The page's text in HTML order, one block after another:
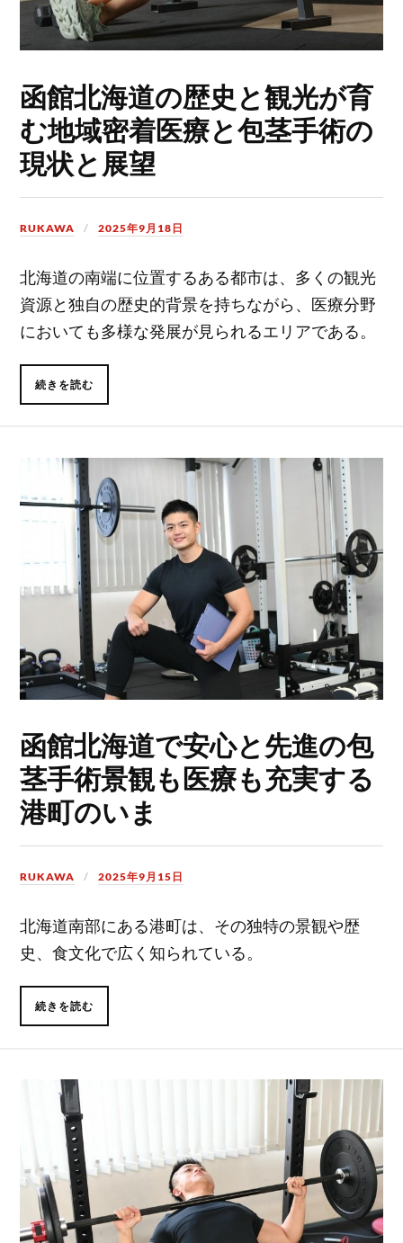
函館北海道の歴史と観光が育
む地域密着医療と包茎手術の
現状と展望
RUKAWA 2025年9月18日
北海道の南端に位置するある都市は、多くの観光
資源と独自の歴史的背景を持ちながら、医療分野
においても多様な発展が見られるエリアである。
続きを読む
函館北海道で安心と先進の包
茎手術景観も医療も充実する
港町のいま
RUKAWA 2025年9月15日
北海道南部にある港町は、その独特の景観や歴
史、食文化で広く知られている。
続きを読む